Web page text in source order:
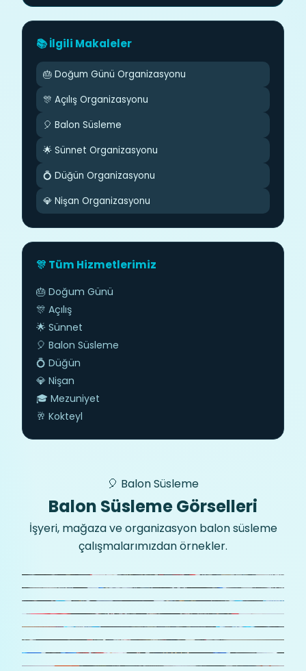
📚 İlgili Makaleler
🎂 Doğum Günü Organizasyonu
🎊 Açılış Organizasyonu
🎈 Balon Süsleme
🌟 Sünnet Organizasyonu
💍 Düğün Organizasyonu
💎 Nişan Organizasyonu
🎊 Tüm Hizmetlerimiz
🎂 Doğum Günü
🎊 Açılış
🌟 Sünnet
🎈 Balon Süsleme
💍 Düğün
💎 Nişan
🎓 Mezuniyet
🥂 Kokteyl
🎈 Balon Süsleme
Balon Süsleme Görselleri
İşyeri, mağaza ve organizasyon balon süsleme
çalışmalarımızdan örnekler.